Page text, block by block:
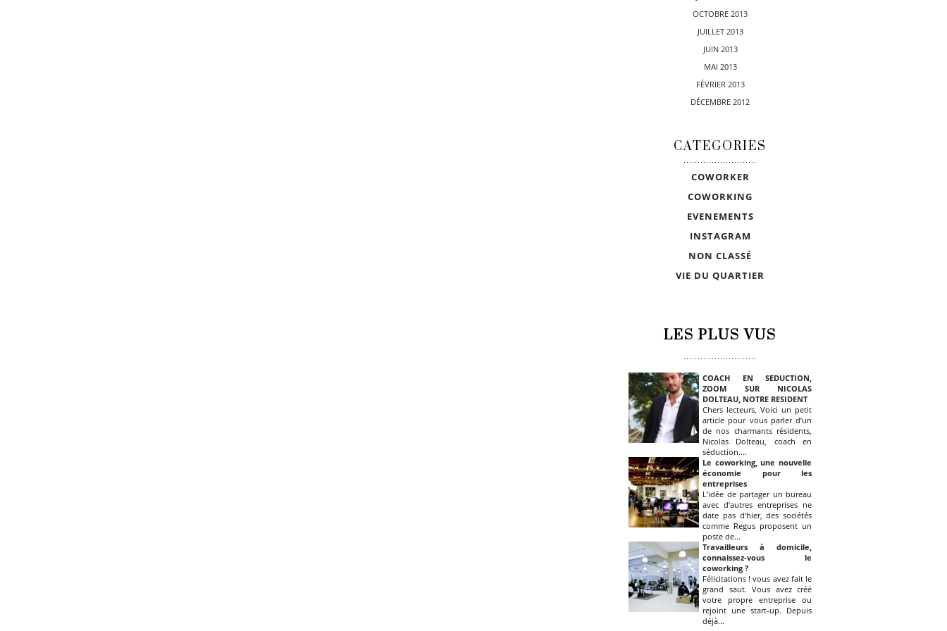
OCTOBRE 2013
JUILLET 2013
JUIN 2013
MAI 2013
FÉVRIER 2013
DÉCEMBRE 2012
CATEGORIES
COWORKER
COWORKING
EVENEMENTS
INSTAGRAM
NON CLASSÉ
VIE DU QUARTIER
LES PLUS VUS
COACH EN SEDUCTION,
ZOOM SUR NICOLAS
DOLTEAU, NOTRE RESIDENT
Chers lecteurs, Voici un petit
article pour vous parler d’un
de nos charmants résidents,
Nicolas Dolteau, coach en
séduction....
Le coworking, une nouvelle
économie pour les
entreprises
L’idée de partager un bureau
avec d’autres entreprises ne
date pas d’hier, des sociétés
comme Regus proposent un
poste de...
Travailleurs à domicile,
connaissez-vous le
coworking ?
Félicitations ! vous avez fait le
grand saut. Vous avez créé
votre propre entreprise ou
rejoint une start-up. Depuis
déjà...